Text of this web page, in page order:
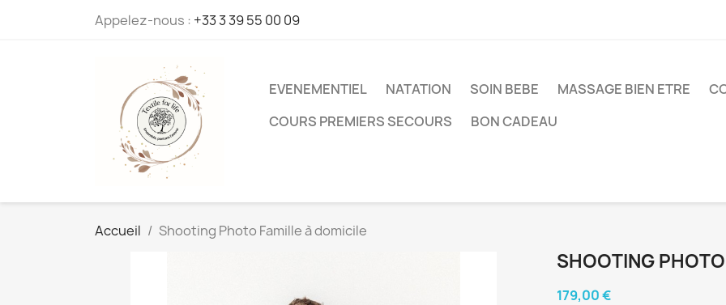
Appelez-nous : +33 3 39 55 00 09
EVENEMENTIEL NATATION SOIN BEBE MASSAGE BIEN ETRE
COURS PREMIERS SECOURS
BON CADEAU
Accueil Shooting Photo Famille à domicile
SHOOTING
179,00 €